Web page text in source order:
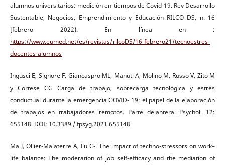
alumnos universitarios: medición en tiempos de Covid-19. Rev Desarrollo
Sustentable, Negocios, Emprendimiento y Educación RILCO DS, n. 16
[febrero 2022). En línea en :
https://www.eumed.net/es/revistas/rilcoDS/16-febrero21/tecnoestres-
docentes-alumnos
Ingusci E, Signore F, Giancaspro ML, Manuti A, Molino M, Russo V, Zito M
y Cortese CG Carga de trabajo, sobrecarga tecnológica y estrés
conductual durante la emergencia COVID- 19: el papel de la elaboración
de trabajos en trabajadores remotos. Parte delantera. Psychol. 12:
655148. DOI: 10.3389 / fpsyg.2021.655148
Ma J, Ollier-Malaterre A, Lu C-. The impact of techno-stressors on work–
life balance: The moderation of job self-efficacy and the mediation of